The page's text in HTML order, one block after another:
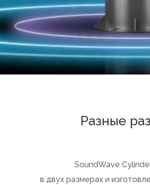
Разные
SoundWave
в двух размерах и